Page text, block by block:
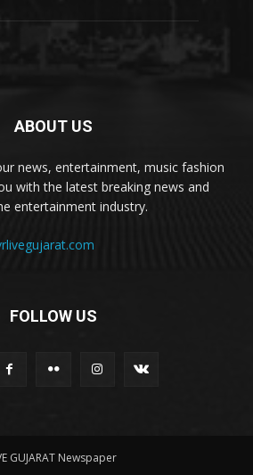
ABOUT US
news, entertainment, music fashion
with the latest breaking news and
entertainment industry.
FOLLOW US
GUJARAT Newspaper